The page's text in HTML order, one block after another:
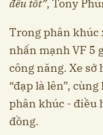
đều tốt”, Tony
Trong phân khúc
nhấn mạnh VF 5
công năng. Xe sở
“đạp là lên”,
phân khúc - điều
đồng.